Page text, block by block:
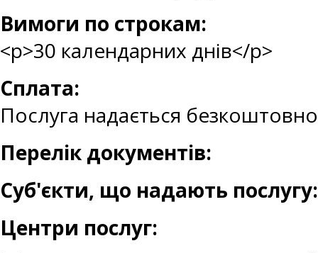
Вимоги по строкам:
<p>30 календарних днів</p>
Сплата:
Послуга надається безкоштовно
Перелік документів:
Суб'єкти, що надають послугу:
Центри послуг: